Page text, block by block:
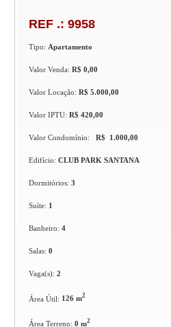
REF .: 9958
Tipo: Apartamento
Valor Venda:R$ 0,00
Valor Locação:R$ 5.000,00
Valor IPTU:R$ 420,00
Valor Condomínio: R$ 1.000,00
Edifício:CLUB PARK SANTANA
Dormitórios:3
Suíte: 1
Banheiro:4
Salas:0
Vaga(s):2
Área Útil: 126 m2
Área Terreno:0 m2